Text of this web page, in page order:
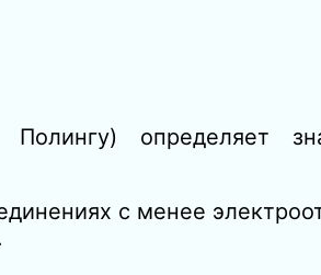
Полингу) определяет
с менее